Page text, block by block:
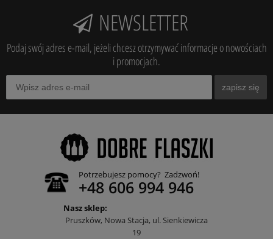
NEWSLETTER
Podaj swój adres e-mail, jeżeli chcesz otrzymywać informacje o nowościach
i promocjach.
zapisz się
Potrzebujesz pomocy? Zadzwoń!
+48 606 994 946
Nasz sklep:
Pruszków, Nowa Stacja, ul. Sienkiewicza
19